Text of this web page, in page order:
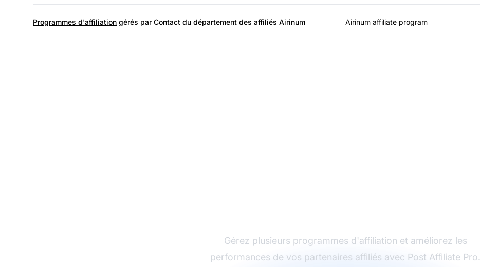
Programmes d'affiliation gérés par Contact du département des affiliés Airinum Airinum affiliate program
Gérez plusieurs programmes d'affiliation et améliorez les
performances de vos partenaires affiliés avec Post Affiliate Pro.